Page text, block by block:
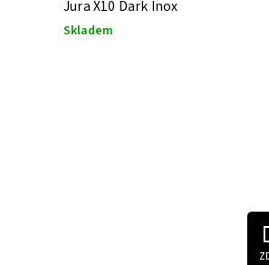
Jura X10 Dark Inox
Skladem